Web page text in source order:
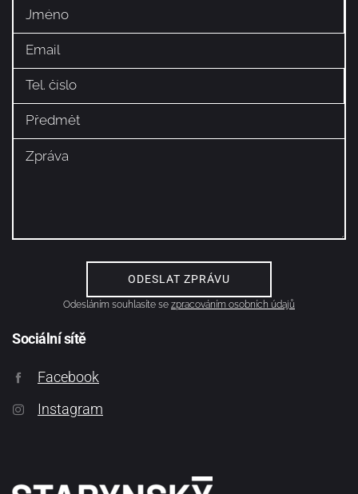
Odesláním souhlasíte se zpracováním osobních údajů
Sociální sítě
Facebook
Instagram